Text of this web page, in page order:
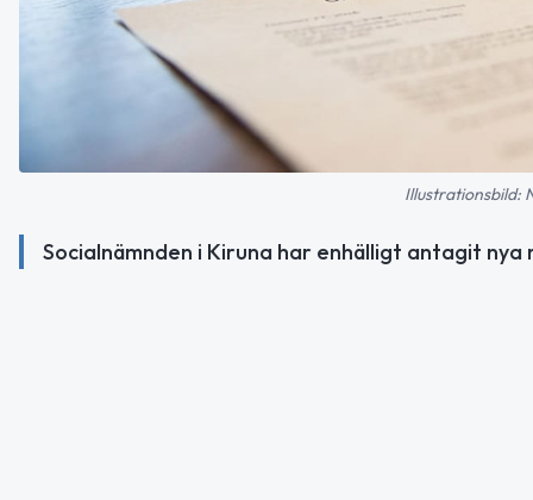
Illustrationsbild:
Socialnämnden i Kiruna har enhälligt antagit